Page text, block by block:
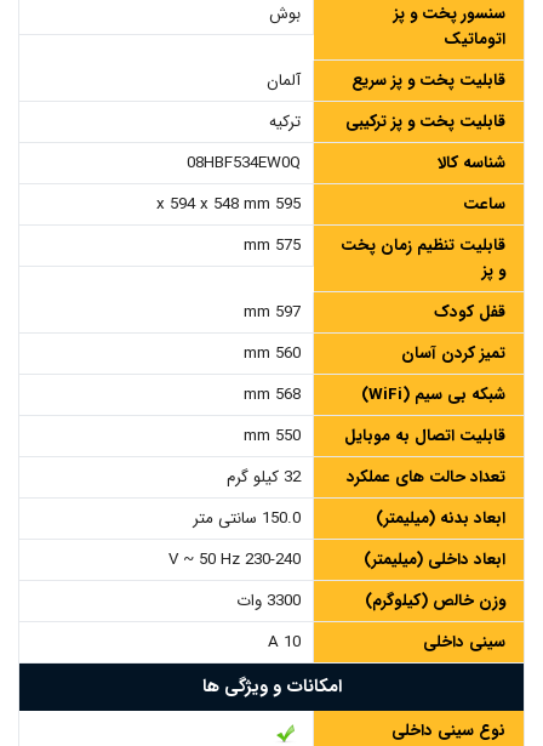
سنسور پخت و پز
اتوماتیک
بوش
قابلیت پخت و پز سریع
آلمان
قابلیت پخت و پز ترکیبی
ترکیه
شناسه کالا
08HBF534EW0Q
ساعت
595 x 594 x 548 mm
قابلیت تنظیم زمان پخت
و پز
575 mm
قفل کودک
597 mm
تمیز کردن آسان
560 mm
شبکه بی سیم (WiFi)
568 mm
قابلیت اتصال به موبایل
550 mm
تعداد حالت های عملکرد
32 کیلو گرم
ابعاد بدنه (میلیمتر)
150.0 سانتی متر
ابعاد داخلی (میلیمتر)
230-240 V ~ 50 Hz
وزن خالص (کیلوگرم)
3300 وات
سینی داخلی
10 A
امکانات و ویژگی ها
نوع سینی داخلی